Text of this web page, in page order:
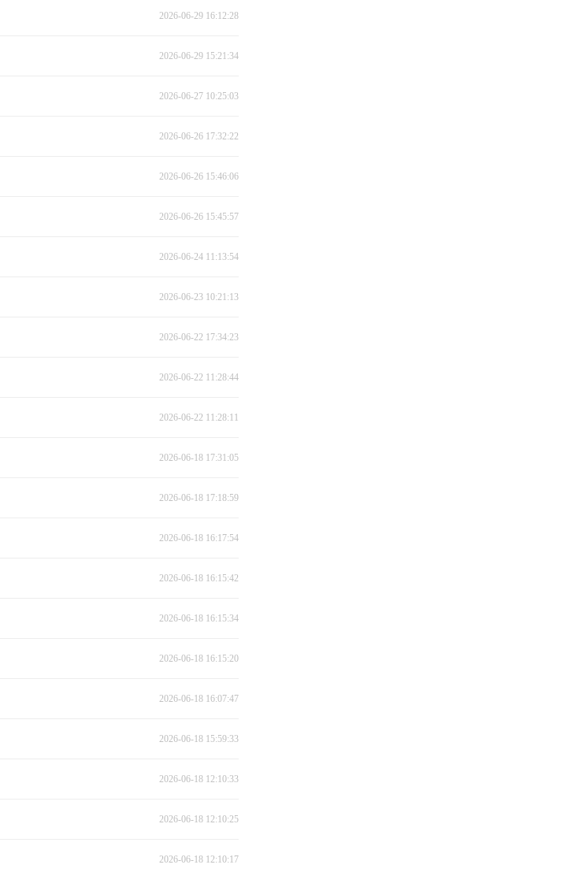
2026-06-29 16:12:28
2026-06-29 15:21:34
2026-06-27 10:25:03
2026-06-26 17:32:22
2026-06-26 15:46:06
2026-06-26 15:45:57
2026-06-24 11:13:54
2026-06-23 10:21:13
2026-06-22 17:34:23
2026-06-22 11:28:44
2026-06-22 11:28:11
2026-06-18 17:31:05
2026-06-18 17:18:59
2026-06-18 16:17:54
2026-06-18 16:15:42
2026-06-18 16:15:34
2026-06-18 16:15:20
2026-06-18 16:07:47
2026-06-18 15:59:33
2026-06-18 12:10:33
2026-06-18 12:10:25
2026-06-18 12:10:17